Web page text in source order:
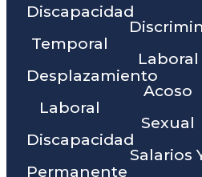
Discapacidad
Temporal
Desplazamiento
Laboral
Discapacidad
Permanente
Laboral
Acoso
Sexual
Salarios